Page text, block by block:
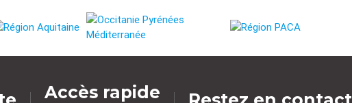
Accès rapide